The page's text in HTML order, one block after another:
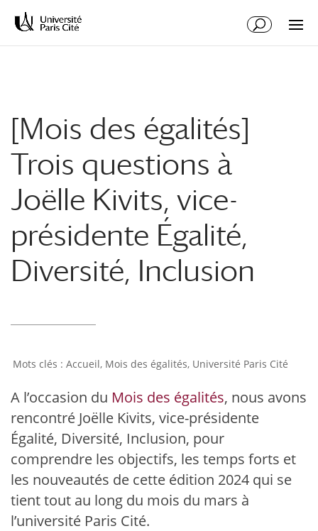
[Mois des égalités]
Trois questions à
Joëlle Kivits, vice-
présidente Égalité,
Diversité, Inclusion
Accueil, Mois des égalités, Université Paris Cité
A l’occasion du Mois des égalités, nous avons
rencontré Joëlle Kivits, vice-présidente
Égalité, Diversité, Inclusion, pour
comprendre les objectifs, les temps forts et
les nouveautés de cette édition 2024 qui se
tient tout au long du mois du mars à
l’université Paris Cité.